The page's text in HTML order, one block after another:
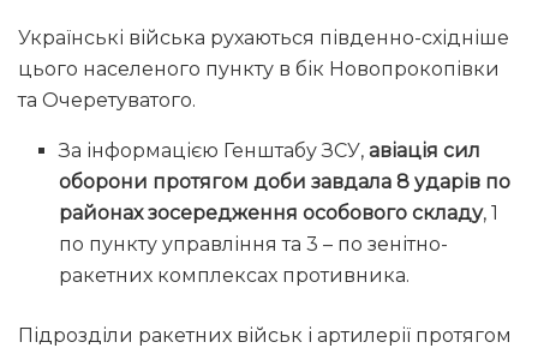
Українські війська рухаються південно-східніше
цього населеного пункту в бік Новопрокопівки
та Очеретуватого.
За інформацією Генштабу ЗСУ,авіація сил
оборони протягом доби завдала 8 ударів по
районах зосередження особового складу, 1
по пункту управління та 3 – по зенітно-
ракетних комплексах противника.
Підрозділи ракетних військ і артилерії протягом